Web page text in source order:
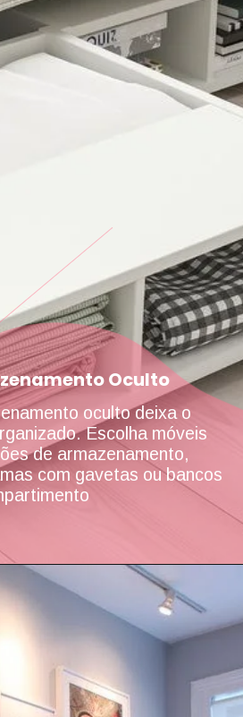
oculto deixa o
Escolha móveis
de armazenamento,
com gavetas ou bancos
Oculto